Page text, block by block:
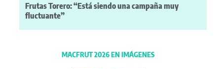
Frutas Torero: “Está siendo una campaña muy
fluctuante”
MACFRUT 2026 EN IMÁGENES